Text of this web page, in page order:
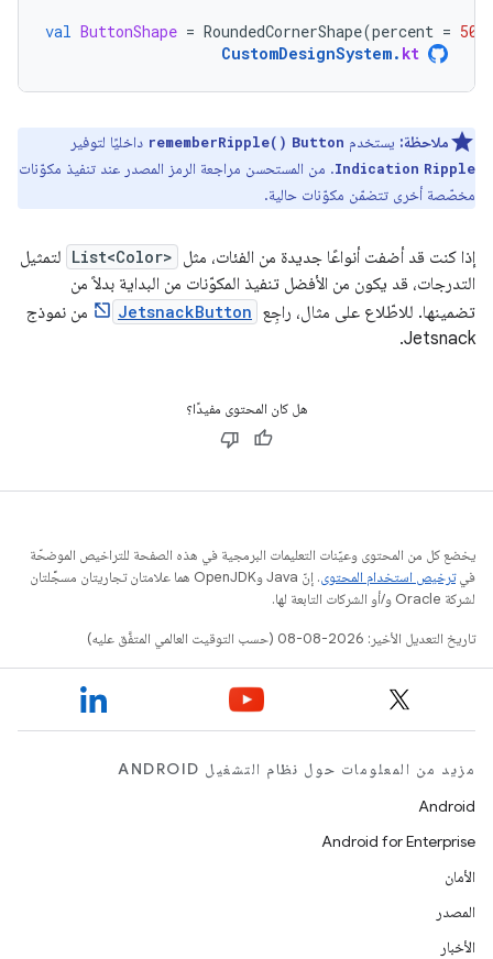
val ButtonShape = RoundedCornerShape(percent = 50
CustomDesignSystem. kt
ملاحظة: يستخدم Button
rememberRipple() داخليًا لتوفير
Ripple
Indication. من المستحسن مراجعة الرمز المصدر عند تنفيذ مكوّنات
مخصّصة أخرى تتضمّن مكوّنات حالية.
إذا كنت قد أضفت أنواعًا جديدة من الفئات، مثل List<Color> لتمثيل
التدرجات، قد يكون من الأفضل تنفيذ المكوّنات من البداية بدلاً من
تضمينها. للاطّلاع على مثال، راجِع JetsnackButton
من نموذج
Jetsnack.
هل كان المحتوى مفيدًا؟
يخضع كل من المحتوى وعيّنات التعليمات البرمجية في هذه الصفحة للتراخيص الموضحّة
فيترخيص استخدام المحتوى
. إنّ Java وOpenJDK هما علامتان تجاريتان مسجَّلتان
لشركة Oracle و/أو الشركات التابعة لها.
تاريخ التعديل الأخير: 2026-08-08 (حسب التوقيت العالمي المتفَّق عليه)
مزيد من المعلومات حول نظام التشغيل ANDROID
Android
Android for Enterprise
الأمان
المصدر
الأخبار